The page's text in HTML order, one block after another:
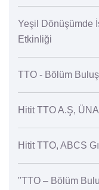
Yeşil Dönüşümde
Etkinliği
TTO - Bölüm
Hitit TTO A.Ş,
Hitit TTO, ABCS
"TTO – Bölüm